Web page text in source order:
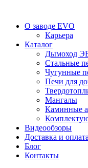
О заводе EVO
Карьера
Каталог
Дымоход
Стальные
Чугунные
Печи для
Мангалы
Каминные
Видеообзоры
Доставка и оплата
Блог
Контакты